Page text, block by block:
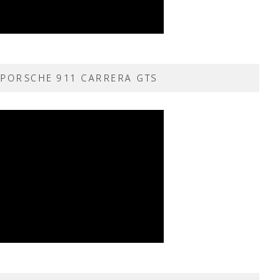
PORSCHE 911 CARRERA GTS